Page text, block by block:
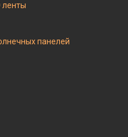
панелей